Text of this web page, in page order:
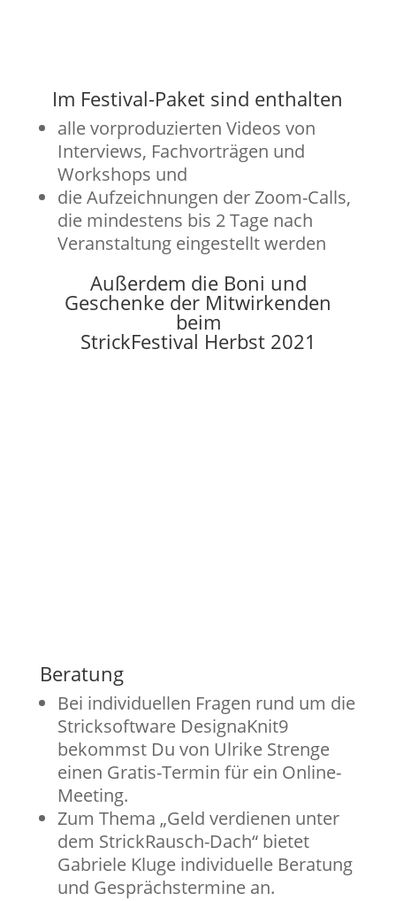
Im Festival-Paket sind enthalten
alle vorproduzierten Videos von
Interviews, Fachvorträgen und
Workshops und
die Aufzeichnungen der Zoom-Calls,
die mindestens bis 2 Tage nach
Veranstaltung eingestellt werden
Außerdem die Boni und
Geschenke der Mitwirkenden
beim
StrickFestival Herbst 2021
Beratung
Bei individuellen Fragen rund um die
Stricksoftware DesignaKnit9
bekommst Du von Ulrike Strenge
einen Gratis-Termin für ein Online-
Meeting.
Zum Thema „Geld verdienen unter
dem StrickRausch-Dach“ bietet
Gabriele Kluge individuelle Beratung
und Gesprächstermine an.